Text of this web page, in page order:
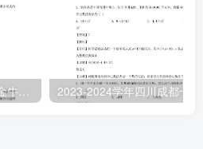
2023-2024学年四川成都金牛区七年级下册数学期中试卷及答案(Word版)